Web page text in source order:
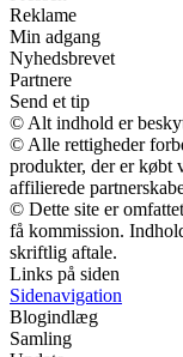
Reklame
Min adgang
Nyhedsbrevet
Partnere
Send et tip
© Alt indhold er
© Alle rettigheder
produkter, der er købt
affilierede
© Dette site er
få kommission.
skriftlig aftale.
Links på siden
Sidenavigation
Blogindlæg
Samling